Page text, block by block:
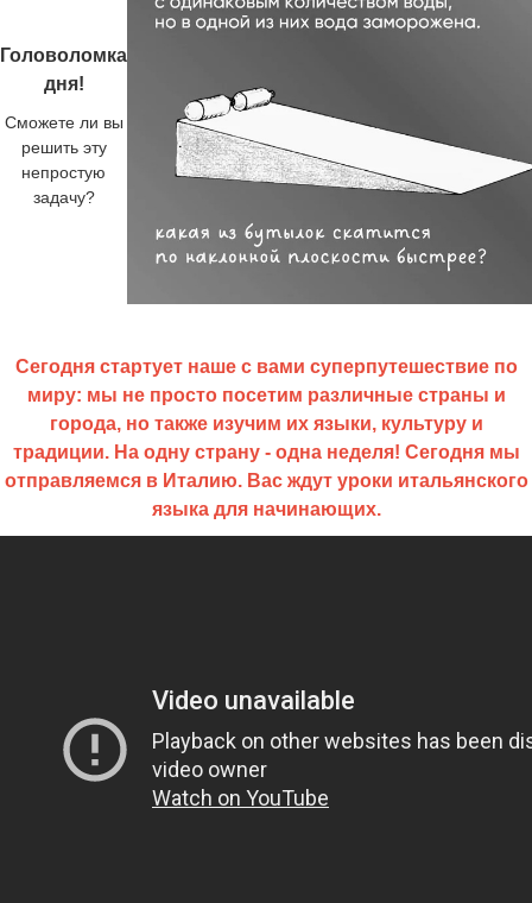
Головоломка
дня!
Сможете ли вы
решить эту
непростую
задачу?
Сегодня стартует наше с вами суперпутешествие по
миру: мы не просто посетим различные страны и
города, но также изучим их языки, культуру и
традиции. На одну страну - одна неделя! Сегодня мы
отправляемся в Италию. Вас ждут уроки итальянского
языка для начинающих.